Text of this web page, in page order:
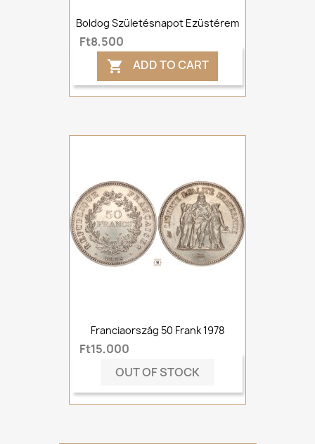
Boldog Születésnapot Ezüstérem
Ft8,500
 ADD TO CART
Franciaország 50 Frank 1978
Ft15,000
OUT OF STOCK